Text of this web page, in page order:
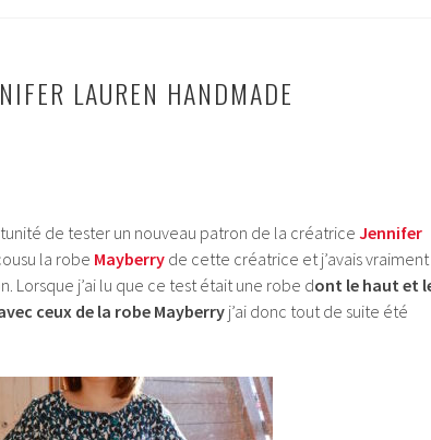
LAUREN HANDMADE
de tester un nouveau patron de la créatrice Jennifer
la robe Mayberry de cette créatrice et j’avais vraiment
Lorsque j’ai lu que ce test était une robe dont le haut et
ceux de la robe Mayberryj’ai donc tout de suite été